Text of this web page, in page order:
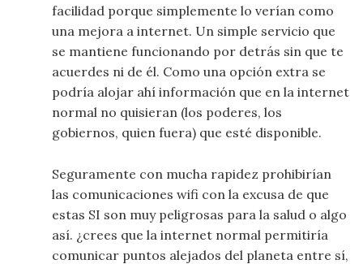
facilidad porque simplemente lo verían como
una mejora a internet. Un simple servicio que
se mantiene funcionando por detrás sin que te
acuerdes ni de él. Como una opción extra se
podría alojar ahí información que en la internet
normal no quisieran (los poderes, los
gobiernos, quien fuera) que esté disponible.
Seguramente con mucha rapidez prohibirían
las comunicaciones wifi con la excusa de que
estas SI son muy peligrosas para la salud o algo
así. ¿crees que la internet normal permitiría
comunicar puntos alejados del planeta entre sí,